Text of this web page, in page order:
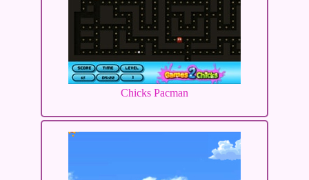
Chicks Pacman